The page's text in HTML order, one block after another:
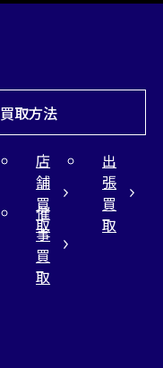
買取方法
店
舗
買
取
出
張
買
取
催
事
買
取